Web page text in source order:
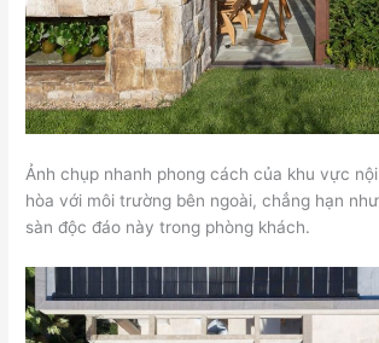
Ảnh chụp nhanh phong cách của khu vực
hòa với môi trường bên ngoài, chẳng hạn
sàn độc đáo này trong phòng khách.